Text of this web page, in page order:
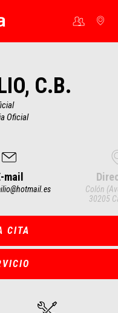
principal
C.B.
Oficial
mail
Colón
30205
CITA